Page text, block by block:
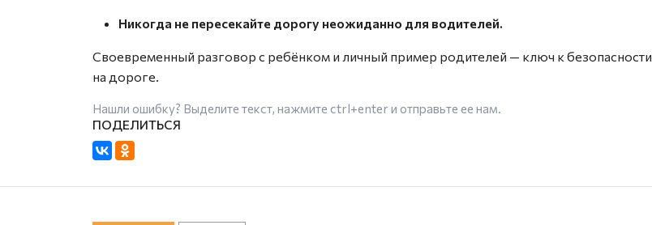
Никогда не пересекайте дорогу неожиданно для водителей.
Своевременный разговор с ребёнком и личный пример родителей — ключ к безопасности
на дороге.
Нашли ошибку? Выделите текст, нажмите ctrl+enterи отправьте ее нам.